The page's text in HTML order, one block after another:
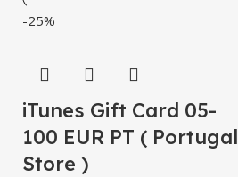
-25%
iTunes Gift Card 05-
100 EUR PT ( Portugal
Store )